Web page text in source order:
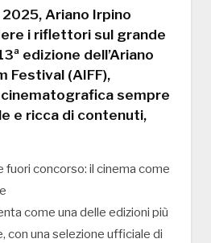
Ariano Irpino
i riflettori sul grande
edizione dell’Ariano
Festival (AIFF),
sempre
e ricca di contenuti,
fuori concorso: il cinema come
come una delle edizioni più
con una selezione ufficiale di